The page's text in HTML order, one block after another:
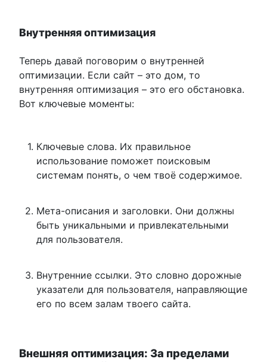
Внутренняя оптимизация
Теперь давай поговорим о внутренней
оптимизации. Если сайт – это дом, то
внутренняя оптимизация – это его обстановка.
Вот ключевые моменты:
Ключевые слова. Их правильное
использование поможет поисковым
системам понять, о чем твоё содержимое.
Мета-описания и заголовки. Они должны
быть уникальными и привлекательными
для пользователя.
Внутренние ссылки. Это словно дорожные
указатели для пользователя, направляющие
его по всем залам твоего сайта.
Внешняя оптимизация: За пределами